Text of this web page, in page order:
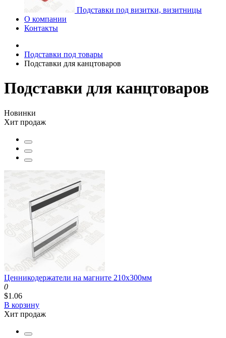
Подставки под визитки, визитницы
О компании
Контакты
Подставки под товары
Подставки для канцтоваров
Подставки для канцтоваров
Новинки
Хит продаж
Ценникодержатели на магните 210x300мм
0
$1.06
В корзину
Хит продаж